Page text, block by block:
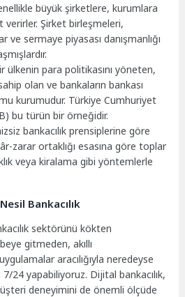
büyük şirketlere, kurumlara
Şirket birleşmeleri,
ve sermaye piyasası danışmanlığı
ülkenin para politikasını yöneten,
olan ve bankaların bankası
kurumudur. Türkiye Cumhuriyet
bu türün bir örneğidir.
bankacılık prensiplerine göre
zarar ortaklığı esasına göre toplar
veya kiralama gibi yöntemlerle
Bankacılık
sektörünü kökten
gitmeden, akıllı
aracılığıyla neredeyse
24 yapabiliyoruz. Dijital bankacılık,
deneyimini de önemli ölçüde